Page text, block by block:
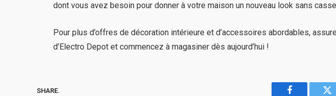
dont vous avez besoin pour donner à votre maison un nouveau look sans
Pour plus d’offres de décoration intérieure et d’accessoires abordables,
d’Electro Depot et commencez à magasiner dès aujourd’hui !
SHARE.